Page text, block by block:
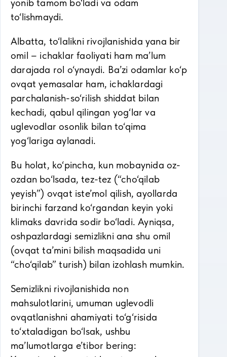
yonib tamom bo‘ladi va odam
to‘lishmaydi.
Albatta, to‘lalikni rivojlanishida yana bir
omil – ichaklar faoliyati ham ma’lum
darajada rol o‘ynaydi. Ba’zi odamlar ko‘p
ovqat yemasalar ham, ichaklardagi
parchalanish-so‘rilish shiddat bilan
kechadi, qabul qilingan yog‘lar va
uglevodlar osonlik bilan to‘qima
yog‘lariga aylanadi.
Bu holat, ko‘pincha, kun mobaynida oz-
ozdan bo‘lsada, tez-tez (“cho‘qilab
yeyish”) ovqat iste’mol qilish, ayollarda
birinchi farzand ko‘rgandan keyin yoki
klimaks davrida sodir bo‘ladi. Ayniqsa,
oshpazlardagi semizlikni ana shu omil
(ovqat ta’mini bilish maqsadida uni
“cho‘qilab” turish) bilan izohlash mumkin.
Semizlikni rivojlanishida non
mahsulotlarini, umuman uglevodli
ovqatlanishni ahamiyati to‘g‘risida
to‘xtaladigan bo‘lsak, ushbu
ma’lumotlarga e’tibor bering: